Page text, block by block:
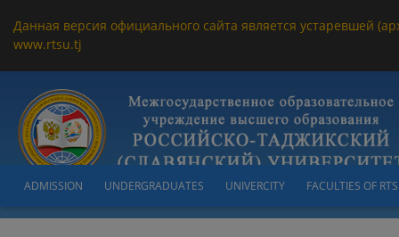
Данная версия официального сайта является устаревшей
www.rtsu.tj
ADMISSION UNDERGRADUATES UNIVERCITY FACULTIES OF